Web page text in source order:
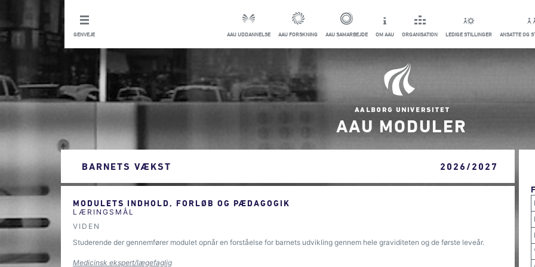
GENVEJE AAU UDDANNELSE AAU FORSKNING AAU SAMARBEJDE OM AAU ORGANISATION LEDIGE STILLINGER ANSATTE OG
AAU MODULER
BARNETS VÆKST 2026/2027
MODULETS INDHOLD, FORLØB OG PÆDAGOGIK
LÆRINGSMÅL
VIDEN
Studerende der gennemfører modulet opnår en forståelse for barnets udvikling gennem hele graviditeten og de første leveår.
Medicinsk ekspert/lægefaglig